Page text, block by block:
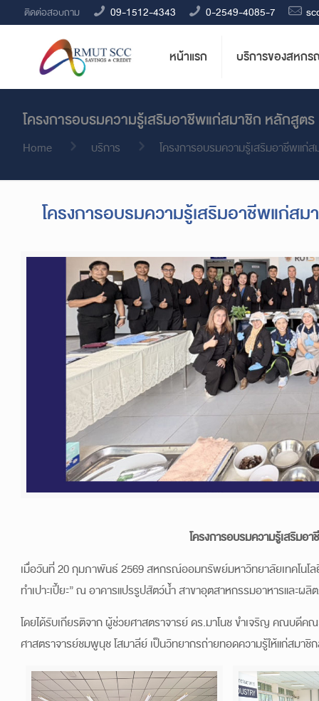
ติดต่อสอบถาม 09-1512-4343 0-2549-4085-7
หน้าแรก บริการของสหก
โครงการอบรมความรู้เสริมอาชีพแก่สมาชิก หลักสูตร
Home บริการ โครงการอบรมความรู้เสริมอาชีพแก่
โครงการอบรมความรู้เสริมอาชีพแก่ส
โครงการอบรมความรู้เสริมอ
เมื่อวันที่ 20 กุมภาพันธ์ 2569 สหกรณ์ออมทรัพย์มหาวิทยาลัยเทคโนโ
ทำเปาะเปี้ยะ” ณ อาคารแปรรูปสัตว์น้ำ สาขาอุตสาหกรรมอาหารและ
โดยได้รับเกียรติจาก ผู้ช่วยศาสตราจารย์ ดร.มาโนช ขำเจริญ คณบดีคณ
ศาสตราจารย์ชมพูนุช โสมาลีย์ เป็นวิทยากรถ่ายทอดความรู้ให้แก่สมา